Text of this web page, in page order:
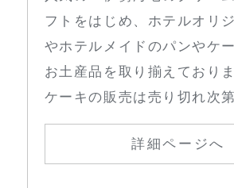
フトをはじめ、ホテルオリ
やホテルメイドのパンやケ
お土産品を取り揃えており
ケーキの販売は売り切れ次第
詳細ページへ